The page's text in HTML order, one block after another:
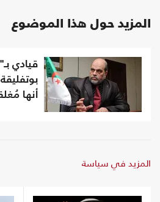
المزيد حول هذا الموضوع
قيادي
أنها
المزيد في سياسة